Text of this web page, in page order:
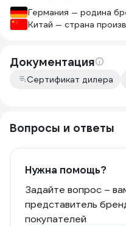
Германия — родина
Китай — страна
Документация
Сертификат дилера
Вопросы и ответы
Нужна помощь?
Задайте вопрос –
представитель
покупателей